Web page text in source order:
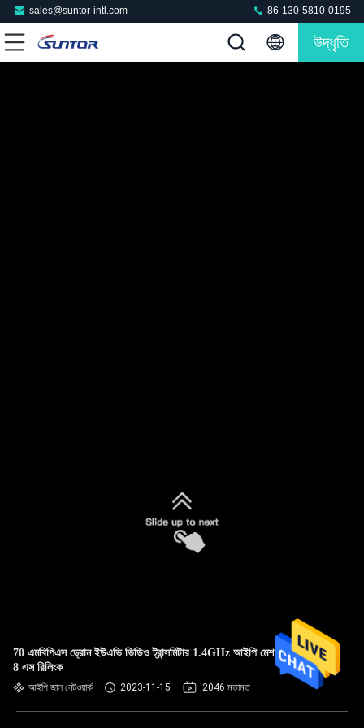
sales@suntor-intl.com 86-130-5810-0195
উদ্ধৃতি
70 এমবিপিএস ড্রোন ইউএভি ভিডিও ট্রান্সমিটার 1.4GHz আইপি মেশ নেটওয়ার্ক
8 এস রিলিংক
আইপি জাল নেটওয়ার্ক 2023-11-15 2046 মতামত